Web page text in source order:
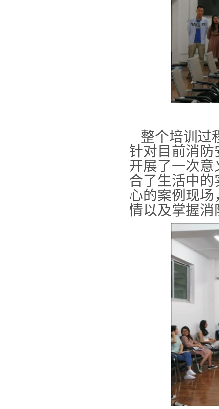
整个培训过
针对目前消
开展了一次
合了生活中
心的案例现
情以及掌握